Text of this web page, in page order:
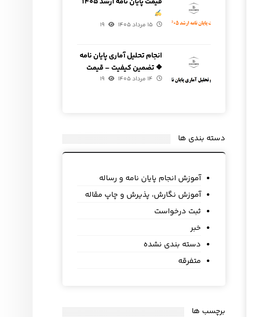
۱۵ مرداد ۱۴۰۵ ۱۹
انجام تحلیل آماری پایان نامه
❖ تضمین کیفیت – قیمت
مناسب
۱۴ مرداد ۱۴۰۵ ۱۹
دسته بندی ها
آموزش انجام پایان نامه و رساله
آموزش نگارش، پذیرش و چاپ مقاله
ثبت درخواست
خبر
دسته بندی نشده
متفرقه
برچسب ها